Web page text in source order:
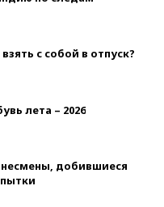
с собой в отпуск?
лета – 2026
добившиеся